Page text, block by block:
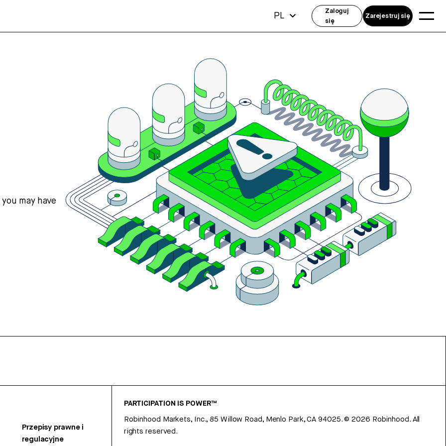
may have
Przepisy prawne i
regulacyjne
PARTICIPATION IS POWER™
Robinhood Markets, Inc., 85 Willow Road, Menlo Park, CA 94025.©2026 Robinhood. All
rights reserved.
PL
Zaloguj
się
Zarejestruj się